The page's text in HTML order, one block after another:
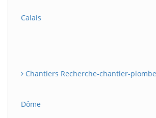
Calais
Chantiers Recherche-chantier-
Dôme